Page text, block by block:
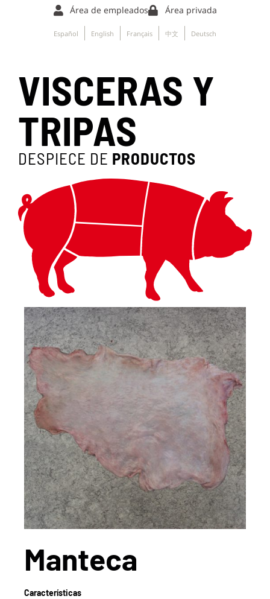
Área de empleados Área privada
Español English Français 中文 Deutsch
VISCERAS Y
TRIPAS
DESPIECE DE PRODUCTOS
Manteca
Características